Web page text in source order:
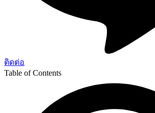
ติดต่อ
Table of Contents